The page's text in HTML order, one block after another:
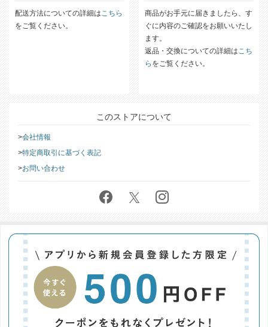
配送方法についての詳細はこちら
をご覧ください。
商品がお手元に届きましたら、す
ぐに内容のご確認をお願いいたし
ます。
返品・交換についての詳細はこち
ら をご覧ください。
このストアについて
会社情報
特定商取引に基づく表記
お問い合わせ